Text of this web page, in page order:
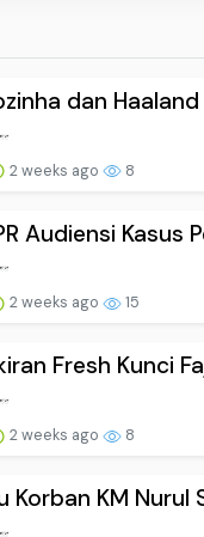
dan
2 weeks ago 8
Audiensi Kasus
2 weeks ago 15
Fresh Kunci
2 weeks ago 8
Korban KM Nurul